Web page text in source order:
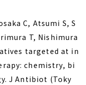
C, Atsumi S, S
T, Nishimura
targeted at in
chemistry, bi
J Antibiot (Toky